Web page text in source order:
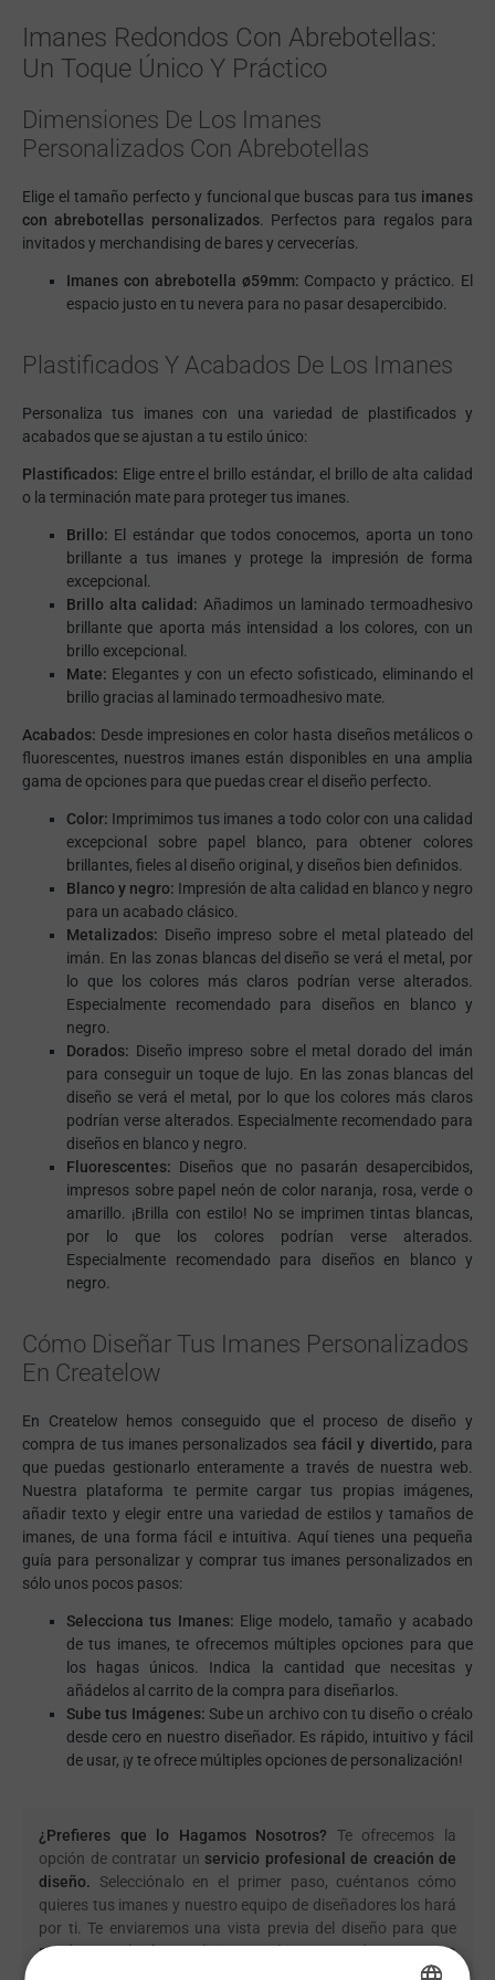
Imanes Redondos Con Abrebotellas:
Un Toque Único Y Práctico
Dimensiones De Los Imanes
Personalizados Con Abrebotellas
Elige el tamaño perfecto y funcional que buscas para tus imanes
con abrebotellas personalizados. Perfectos para regalos para
invitados y merchandising de bares y cervecerías.
Imanes con abrebotella ø59mm: Compacto y práctico. El
espacio justo en tu nevera para no pasar desapercibido.
Plastificados Y Acabados De Los Imanes
Personaliza tus imanes con una variedad de plastificados y
acabados que se ajustan a tu estilo único:
Plastificados: Elige entre el brillo estándar, el brillo de alta calidad
o la terminación mate para proteger tus imanes.
Brillo: El estándar que todos conocemos, aporta un tono
brillante a tus imanes y protege la impresión de forma
excepcional.
Brillo alta calidad: Añadimos un laminado termoadhesivo
brillante que aporta más intensidad a los colores, con un
brillo excepcional.
Mate: Elegantes y con un efecto sofisticado, eliminando el
brillo gracias al laminado termoadhesivo mate.
Acabados: Desde impresiones en color hasta diseños metálicos o
fluorescentes, nuestros imanes están disponibles en una amplia
gama de opciones para que puedas crear el diseño perfecto.
Color: Imprimimos tus imanes a todo color con una calidad
excepcional sobre papel blanco, para obtener colores
brillantes, fieles al diseño original, y diseños bien definidos.
Blanco y negro: Impresión de alta calidad en blanco y negro
para un acabado clásico.
Metalizados: Diseño impreso sobre el metal plateado del
imán. En las zonas blancas del diseño se verá el metal, por
lo que los colores más claros podrían verse alterados.
Especialmente recomendado para diseños en blanco y
negro.
Dorados: Diseño impreso sobre el metal dorado del imán
para conseguir un toque de lujo. En las zonas blancas del
diseño se verá el metal, por lo que los colores más claros
podrían verse alterados. Especialmente recomendado para
diseños en blanco y negro.
Fluorescentes: Diseños que no pasarán desapercibidos,
impresos sobre papel neón de color naranja, rosa, verde o
amarillo. ¡Brilla con estilo! No se imprimen tintas blancas,
por lo que los colores podrían verse alterados.
Especialmente recomendado para diseños en blanco y
negro.
Cómo Diseñar Tus Imanes Personalizados
En Createlow
En Createlow hemos conseguido que el proceso de diseño y
compra de tus imanes personalizados sea fácil y divertido,para
que puedas gestionarlo enteramente a través de nuestra web.
Nuestra plataforma te permite cargar tus propias imágenes,
añadir texto y elegir entre una variedad de estilos y tamaños de
imanes, de una forma fácil e intuitiva. Aquí tienes una pequeña
guía para personalizar y comprar tus imanes personalizados en
sólo unos pocos pasos:
Selecciona tus Imanes: Elige modelo, tamaño y acabado
de tus imanes, te ofrecemos múltiples opciones para que
los hagas únicos. Indica la cantidad que necesitas y
añádelos al carrito de la compra para diseñarlos.
Sube tus Imágenes: Sube un archivo con tu diseño o créalo
desde cero en nuestro diseñador. Es rápido, intuitivo y fácil
de usar, ¡y te ofrece múltiples opciones de personalización!
¿Prefieres que lo Hagamos Nosotros? Te ofrecemos la
opción de contratar un servicio profesional de creación de
diseño. Selecciónalo en el primer paso, cuéntanos cómo
quieres tus imanes y nuestro equipo de diseñadores los hará
por ti. Te enviaremos una vista previa del diseño para que
puedas aprobarlo o solicitar cambios antes de empezar a